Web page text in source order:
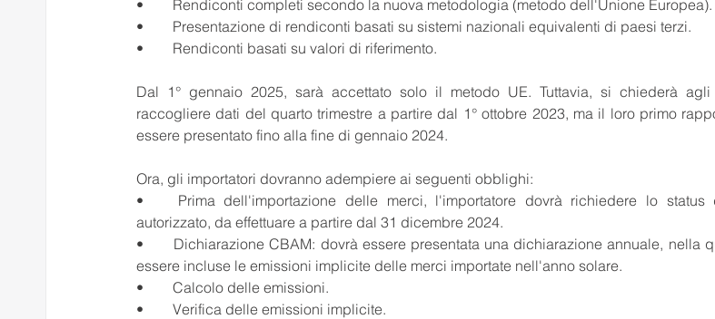
•	Rendiconti completi secondo la nuova metodologia (metodo dell'Unione Europea).
•	Presentazione di rendiconti basati su sistemi nazionali equivalenti di paesi terzi.
•	Rendiconti basati su valori di riferimento.
Dal 1° gennaio 2025, sarà accettato solo il metodo UE. Tuttavia, si chiederà
raccogliere dati del quarto trimestre a partire dal 1° ottobre 2023, ma il loro primo
essere presentato fino alla fine di gennaio 2024.
Ora, gli importatori dovranno adempiere ai seguenti obblighi:
•	Prima dell'importazione delle merci, l'importatore dovrà richiedere lo status di dichiarante
autorizzato, da effettuare a partire dal 31 dicembre 2024.
•	Dichiarazione CBAM: dovrà essere presentata una dichiarazione annuale, nella quale dovranno
essere incluse le emissioni implicite delle merci importate nell'anno solare.
•	Calcolo delle emissioni.
•	Verifica delle emissioni implicite.